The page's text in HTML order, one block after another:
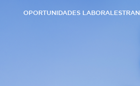
OPORTUNIDADES LABORALES